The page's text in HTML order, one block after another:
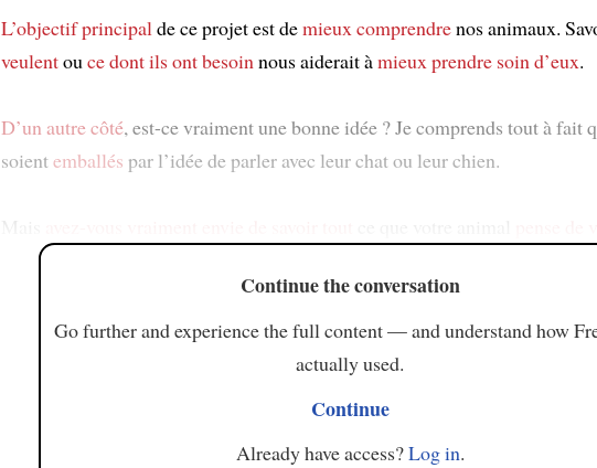
L’objectif principal de ce projet est demieux comprendrenos animaux.
veulentou ce dont ils ont besoin nous aiderait àmieux prendre soin d’eux.
D’un autre côté, est-ce vraiment une bonne idée ? Je comprends tout à fait
soientemballés par l’idée de parler avec leur chat ou leur chien.
Continue the conversation
Go further and experience the full content — and understand how
actually used.
Continue
Already have access?Log in.